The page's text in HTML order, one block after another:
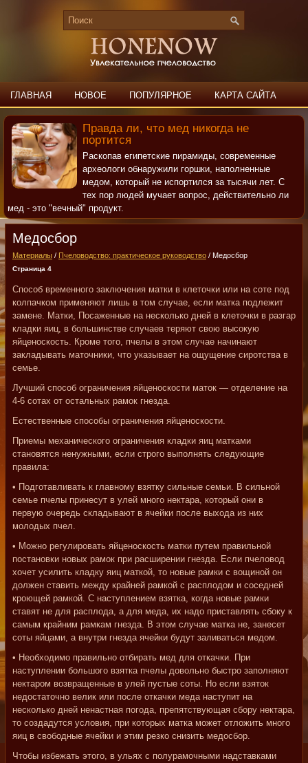
ГЛАВНАЯ НОВОЕ ПОПУЛЯРНОЕ КАРТА САЙТА
ПОИСК КОНТАКТЫ
Правда ли, что мед никогда не
портится
Раскопав египетские пирамиды, современные
археологи обнаружили горшки, наполненные
медом, который не испортился за тысячи лет. С
тех пор людей мучает вопрос, действительно ли
мед - это "вечный" продукт.
Медосбор
Материалы / Пчеловодство: практическое руководство / Медосбор
Страница 4
Способ временного заключения матки в клеточки или на соте под
колпачком применяют лишь в том случае, если матка подлежит
замене. Матки, Посаженные на несколько дней в клеточки в разгар
кладки яиц, в большинстве случаев теряют свою высокую
яйценоскость. Кроме того, пчелы в этом случае начинают
закладывать маточники, что указывает на ощущение сиротства в
семье.
Лучший способ ограничения яйценоскости маток — отделение на
4-6 сотах от остальных рамок гнезда.
Естественные способы ограничения яйценоскости.
Приемы механического ограничения кладки яиц матками
становятся ненужными, если строго выполнять следующие
правила:
• Подготавливать к главному взятку сильные семьи. В сильной
семье пчелы принесут в улей много нектара, который они в
первую очередь складывают в ячейки после выхода из них
молодых пчел.
• Можно регулировать яйценоскость матки путем правильной
постановки новых рамок при расширении гнезда. Если пчеловод
хочет усилить кладку яиц маткой, то новые рамки с вощиной он
должен ставить между крайней рамкой с расплодом и соседней
кроющей рамкой. С наступлением взятка, когда новые рамки
ставят не для расплода, а для меда, их надо приставлять сбоку к
самым крайним рамкам гнезда. В этом случае матка не, занесет
соты яйцами, а внутри гнезда ячейки будут заливаться медом.
• Необходимо правильно отбирать мед для откачки. При
наступлении большого взятка пчелы довольно быстро заполняют
нектаром возвращенные в улей пустые соты. Но если взяток
недостаточно велик или после откачки меда наступит на
несколько дней ненастная погода, препятствующая сбору нектара,
то создадутся условия, при которых матка может отложить много
яиц в свободные ячейки и этим резко снизить медосбор.
Чтобы избежать этого, в ульях с полурамочными надставками